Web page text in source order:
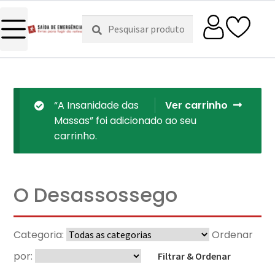
Pesquisar
por:
Pesquisa
Ver carrinho
“A Insanidade das
Massas” foi adicionado ao seu
carrinho.
O Desassossego
Categoria:
Ordenar
por:
Filtrar & Ordenar